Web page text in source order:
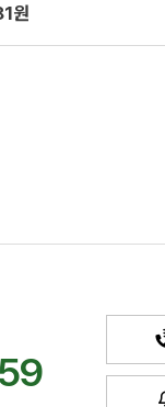
// 인쇄제작가능
원